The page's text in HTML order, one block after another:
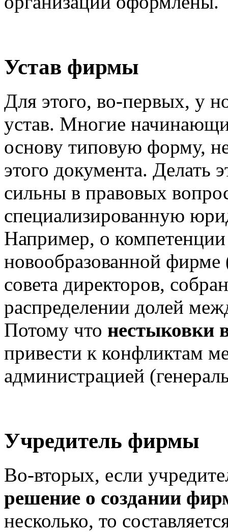
Устав фирмы
Для этого, во-первых, у
устав. Многие
основу типовую форму,
этого документа. Делать
сильны в правовых
специализированную
Например, о
новообразованной фирме
совета директоров,
распределении долей
Потому что нестыковки
привести к конфликтам
администрацией
Учредитель фирмы
Во-вторых, если
решение о создании
несколько, то